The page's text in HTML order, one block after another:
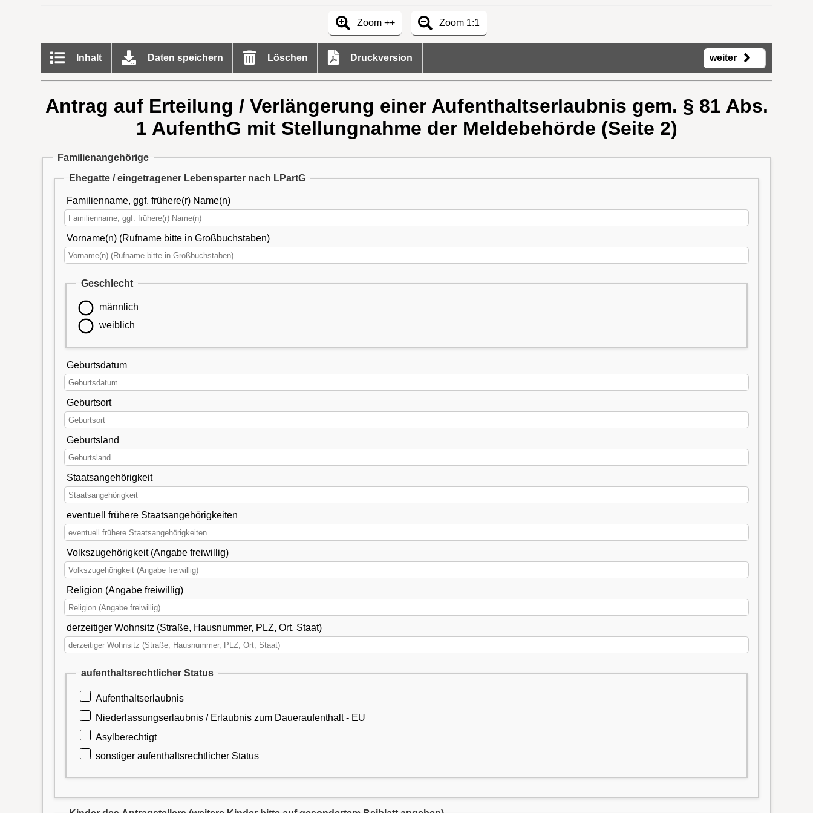
Zoom ++ Zoom 1:1
Inhalt Daten speichern Löschen Druckversion weiter
Antrag auf Erteilung / Verlängerung einer Aufenthaltserlaubnis gem. § 81 Abs.
1 AufenthG mit Stellungnahme der Meldebehörde (Seite 2)
Familienangehörige
Ehegatte / eingetragener Lebensparter nach LPartG
Familienname, ggf. frühere(r) Name(n)
Vorname(n) (Rufname bitte in Großbuchstaben)
Geschlecht
männlich
weiblich
Geburtsdatum
Geburtsort
Geburtsland
Staatsangehörigkeit
eventuell frühere Staatsangehörigkeiten
Volkszugehörigkeit (Angabe freiwillig)
Religion (Angabe freiwillig)
derzeitiger Wohnsitz (Straße, Hausnummer, PLZ, Ort, Staat)
aufenthaltsrechtlicher Status
Aufenthaltserlaubnis
Niederlassungserlaubnis / Erlaubnis zum Daueraufenthalt - EU
Asylberechtigt
sonstiger aufenthaltsrechtlicher Status